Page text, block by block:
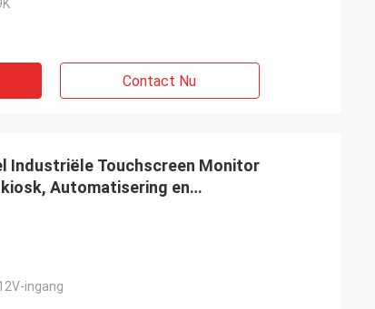
Contact Nu
Industriële Touchscreen Monitor
Automatisering en
ingang